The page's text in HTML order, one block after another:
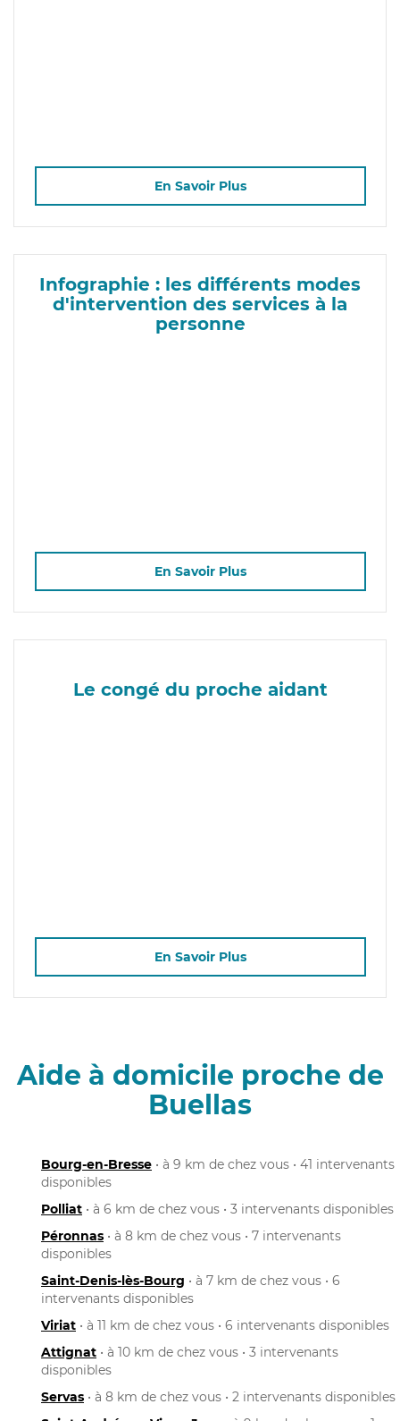
En Savoir Plus
Infographie : les différents modes
d'intervention des services à la
personne
En Savoir Plus
Le congé du proche aidant
En Savoir Plus
Aide à domicile proche de
Buellas
Bourg-en-Bresse • à 9 km de chez vous • 41 intervenants
disponibles
Polliat • à 6 km de chez vous • 3 intervenants disponibles
Péronnas • à 8 km de chez vous • 7 intervenants
disponibles
Saint-Denis-lès-Bourg • à 7 km de chez vous • 6
intervenants disponibles
Viriat • à 11 km de chez vous • 6 intervenants disponibles
Attignat • à 10 km de chez vous • 3 intervenants
disponibles
Servas • à 8 km de chez vous • 2 intervenants disponibles